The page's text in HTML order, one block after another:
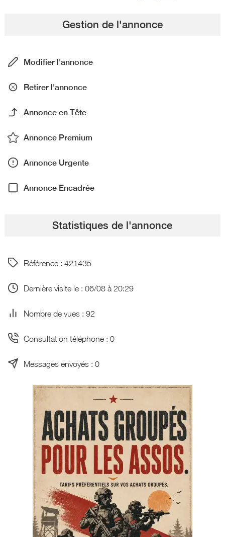
Gestion de l'annonce
Modifier l'annonce
Retirer l'annonce
Annonce en Tête
Annonce Premium
Annonce Urgente
Annonce Encadrée
Statistiques de l'annonce
Référence : 421435
Dernière visite le : 06/08 à 20:29
Nombre de vues : 92
Consultation téléphone : 0
Messages envoyés : 0